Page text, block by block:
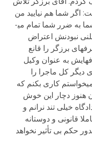
اگر شما هم نیایید من
ناچار باید شرکت کنم و عدم حضور شما به ضرر شما تمام می­
نبودنش اعتراض
برزگر را قانع
به عنوان وکیل
کل ماجرا را
کاری بکنم که
هنوز دچار این خوش
خیلی تند نرانم و
قانونی و دوستانه
حکم بی تأثیر نخواهد